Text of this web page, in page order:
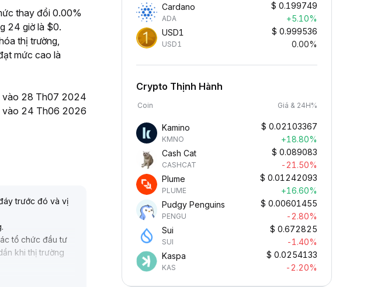
thay đổi 0.00%
24 giờ là $0.
thị trường,
mức cao là
28 Th07 2024
24 Th06 2026
trước đó và vị
.
tổ chức đầu tư
khi thị trường
khan hiếm; khi
Cardano
ADA
$ 0.199749
+5.10%
USD1
USD1
$ 0.999536
0.00%
Crypto Thịnh Hành
Coin Giá & 24H%
Kamino
KMNO
$ 0.02103367
+18.80%
Cash Cat
CASHCAT
$ 0.089083
-21.50%
Plume
PLUME
$ 0.01242093
+16.60%
Pudgy Penguins
PENGU
$ 0.00601455
-2.80%
Sui
SUI
$ 0.672825
-1.40%
Kaspa
KAS
$ 0.0254133
-2.20%